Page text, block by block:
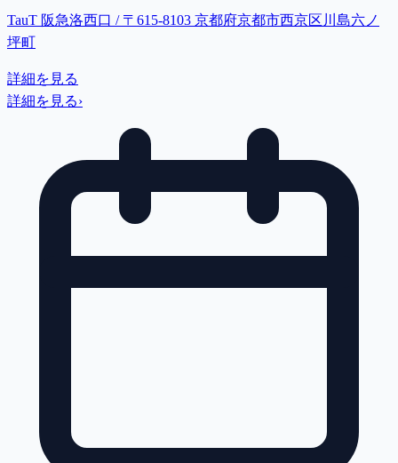
TauT 阪急洛西口 / 〒615-8103 京都府京都市西京区川島六ノ
坪町
詳細を見る
詳細を見る›